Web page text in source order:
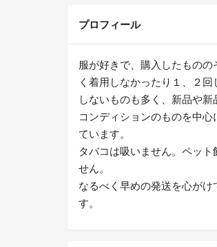
プロフィール
服が好きで、購入したものの
く着用しなかったり１、２回
しないものも多く、新品や新
コンディションのものを中心
ています。
タバコは吸いません。ペット
せん。
なるべく早めの発送を心がけ
す。